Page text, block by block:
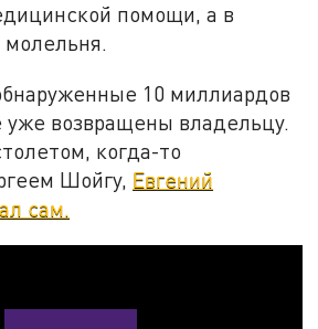
помощи, а в
молельня.
10 миллиардов
уже возвращены владельцу.
когда-то
Шойгу, Евгений
сам.